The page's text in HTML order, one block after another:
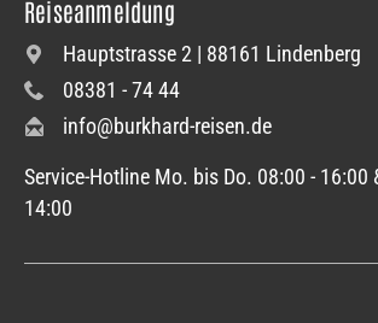
Reiseanmeldung
Hauptstrasse 2 | 88161 Lindenberg
08381 - 74 44
info@burkhard-reisen.de
Service-Hotline Mo. bis Do. 08:00 - 16:00
14:00